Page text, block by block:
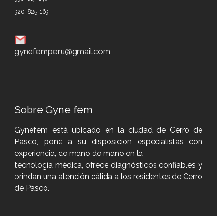
920-825-169
gynefemperu@gmail.com
Sobre Gyne fem
Gynefem está ubicado en la ciudad de Cerro de
Pasco, pone a su disposición especialistas con
experiencia, de mano de mano en la
tecnología médica, ofrece diagnósticos confiables y
brindan una atención cálida a los residentes de Cerro
de Pasco.